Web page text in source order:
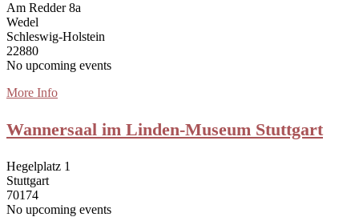
Am Redder 8a
Wedel
Schleswig-Holstein
22880
No upcoming events
More Info
Wannersaal im Linden-Museum Stuttgart
Hegelplatz 1
Stuttgart
70174
No upcoming events